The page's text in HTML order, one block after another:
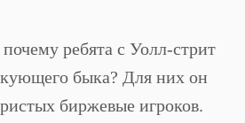
ребята с Уолл-стрит
быка? Для них он
биржевые игроков.